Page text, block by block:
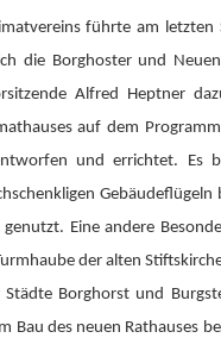
führte am
die Borghoster und
Alfred Heptner
auf dem
und errichtet. Es
Eine andere
der alten
Borghorst und
des neuen Rathauses